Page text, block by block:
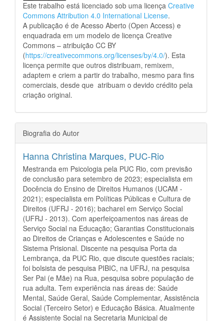
Este trabalho está licenciado sob uma licença Creative
Commons Attribution 4.0 International License.
A publicação é de Acesso Aberto (Open Access) e
enquadrada em um modelo de licença Creative
Commons – atribuição CC BY
(https://creativecommons.org/licenses/by/4.0/). Esta
licença permite que outros distribuam, remixem,
adaptem e criem a partir do trabalho, mesmo para fins
comerciais, desde que atribuam o devido crédito pela
criação original.
Biografia do Autor
Hanna Christina Marques, PUC-Rio
Mestranda em Psicologia pela PUC Rio, com previsão
de conclusão para setembro de 2023; especialista em
Docência do Ensino de Direitos Humanos (UCAM -
2021); especialista em Políticas Públicas e Cultura de
Direitos (UFRJ - 2016); bacharel em Serviço Social
(UFRJ - 2013). Com aperfeiçoamentos nas áreas de
Serviço Social na Educação; Garantias Constitucionais
ao Direitos de Crianças e Adolescentes e Saúde no
Sistema Prisional. Discente na pesquisa Porta da
Lembrança, da PUC Rio, que discute questões raciais;
foi bolsista de pesquisa PIBIC, na UFRJ, na pesquisa
Ser Pai (e Mãe) na Rua, pesquisa sobre população de
rua adulta. Tem experiência nas áreas de: Saúde
Mental, Saúde Geral, Saúde Complementar, Assistência
Social (Terceiro Setor) e Educação Básica. Atualmente
é Assistente Social na Secretaria Municipal de